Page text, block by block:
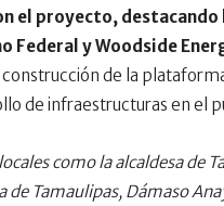
el proyecto, destacando
y Woodside
de la
de infraestructuras en el
como la alcaldesa de
Tamaulipas, Dámaso